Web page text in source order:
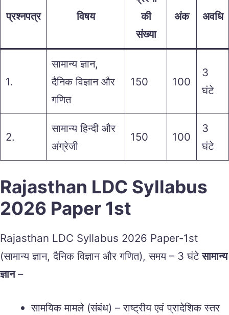
प्रश्नपत्र विषय
की
संख्या
अंक अवधि
1.
सामान्य ज्ञान,
दैनिक विज्ञान और
गणित
150 100
3
घंटे
2.
सामान्य हिन्दी और
अंग्रेजी
150 100
3
घंटे
Rajasthan LDC Syllabus
2026 Paper 1st
Rajasthan LDC Syllabus 2026 Paper-1st
(सामान्य ज्ञान, दैनिक विज्ञान और गणित), समय – 3 घंटेसामान्य
ज्ञान–
सामयिक मामले (संबंध) – राष्ट्रीय एवं प्रादेशिक स्तर